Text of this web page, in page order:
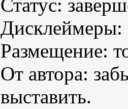
Статус:
Дисклеймеры:
Размещение:
От автора:
выставить.